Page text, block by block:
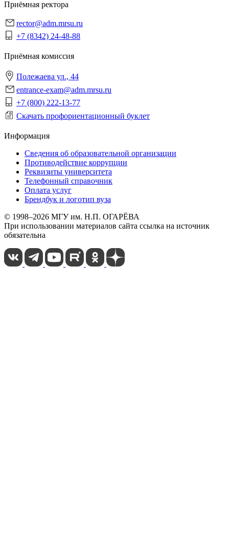
Приёмная ректора
rector@adm.mrsu.ru
+7 (8342) 24-48-88
Приёмная комиссия
Полежаева ул., 44
entrance-exam@adm.mrsu.ru
+7 (800) 222-13-77
Скачать профориентационный буклет
Информация
Сведения об образовательной организации
Противодействие коррупции
Реквизиты университета
Телефонный справочник
Оплата услуг
Брендбук и логотип вуза
© 1998–2026 МГУ им. Н.П. ОГАРЁВА
При использовании материалов сайта ссылка на источник
обязательна